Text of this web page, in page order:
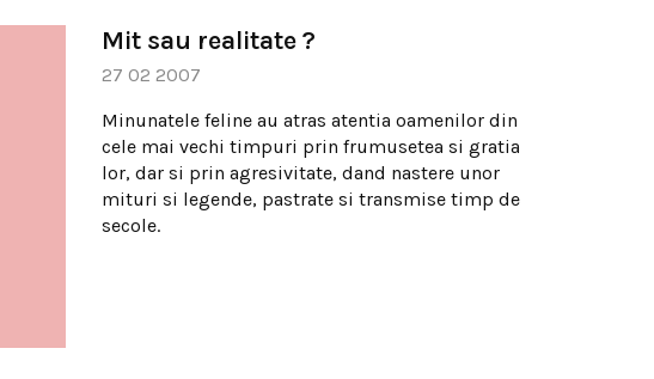
Mit sau realitate ?
27 02 2007
Minunatele feline au atras atentia oamenilor din
cele mai vechi timpuri prin frumusetea si gratia
lor, dar si prin agresivitate, dand nastere unor
mituri si legende, pastrate si transmise timp de
secole.